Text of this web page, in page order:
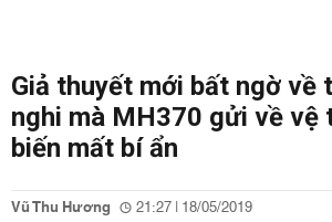
Giả thuyết mới bất ngờ về
nghi mà MH370 gửi về vệ
biến mất bí ẩn
Vũ Thu Hương 21:27 | 18/05/2019